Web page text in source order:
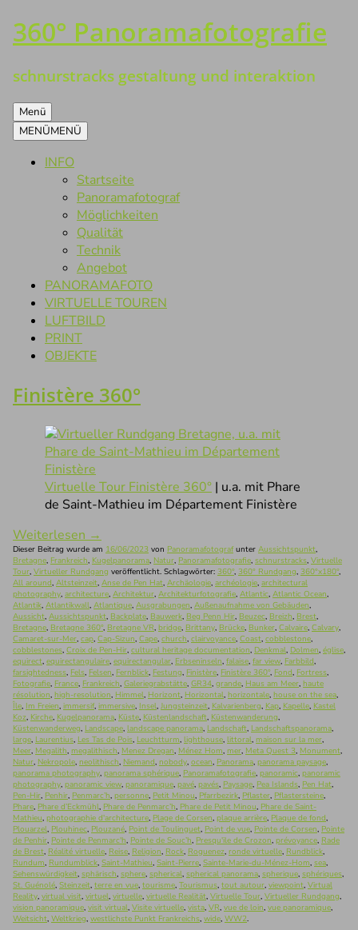
Zum
Inhalt
360° Panoramafotografie
schnurstracks gestaltung und interaktion
Menü
MENÜMENÜ
INFO
Startseite
Panoramafotograf
Möglichkeiten
Qualität
Technik
Angebot
PANORAMAFOTO
VIRTUELLE TOUREN
LUFTBILD
PRINT
OBJEKTE
Finistère 360°
Virtuelle Tour Finistère 360° | u.a. mit Phare
de Saint-Mathieu im Département Finistère
Weiterlesen →
Dieser Beitrag wurde am 16/06/2023 von Panoramafotografunter Aussichtspunkt,
Bretagne, Frankreich, Kugelpanorama, Natur, Panoramafotografie, schnurstracks, Virtuelle
Tour, Virtueller Rundgang veröffentlicht. Schlagwörter: 360°, 360° Rundgang, 360°x180°,
All around, Altsteinzeit, Anse de Pen Hat, Archäologie, archéologie, architectural
photography, architecture, Architektur, Architekturfotografie, Atlantic, Atlantic Ocean,
Atlantik, Atlantikwall, Atlantique, Ausgrabungen, Außenaufnahme von Gebäuden,
Aussicht, Aussichtspunkt, Backplate, Bauwerk, Beg Penn Hir, Beuzec, Breizh, Brest,
Bretagne, Bretagne 360°, Bretagne VR, bridge, Brittany, Brücke, Bunker, Calvaire, Calvary,
Camaret-sur-Mer, cap, Cap-Sizun, Cape, church, clairvoyance, Coast, cobblestone,
cobblestones, Croix de Pen-Hir, cultural heritage documentation, Denkmal, Dolmen, église,
equirect, equirectangulaire, equirectangular, Erbseninseln, falaise, far view, Farbbild,
farsightedness, Fels, Felsen, Fernblick, Festung, Finistère, Finistère 360°, Fond, Fortress,
Fotografie, France, Frankreich, Galeriegrabstätte, GR34, grande, Haus am Meer, haute
résolution, high-resolution, Himmel, Horizont, Horizontal, horizontale, house on the sea,
Île, Im Freien, immersif, immersive, Insel, Jungsteinzeit, Kalvarienberg, Kap, Kapelle, Kastel
Koz, Kirche, Kugelpanorama, Küste, Küstenlandschaft, Küstenwanderung,
Küstenwanderweg, Landscape, landscape panorama, Landschaft, Landschaftspanorama,
large, Laurentius, Les Tas de Pois, Leuchtturm, lighthouse, littoral, maison sur la mer,
Meer, Megalith, megalithisch, Menez Dregan, Ménez Hom, mer, Meta Quest 3, Monument,
Natur, Nekropole, neolithisch, Niemand, nobody, ocean, Panorama, panorama paysage,
panorama photography, panorama sphérique, Panoramafotografie, panoramic, panoramic
photography, panoramic view, panoramique, pavé, pavés, Paysage, Pea Islands, Pen Hat,
Pen-Hir, Penhir, Penmarc’h, personne, Petit Minou, Pfarrbezirk, Pflaster, Pflastersteine,
Phare, Phare d’Eckmühl, Phare de Penmarc’h, Phare de Petit Minou, Phare de Saint-
Mathieu, photographie d'architecture, Plage de Corsen, plaque arrière, Plaque de fond,
Plouarzel, Plouhinec, Plouzané, Point de Toulinguet, Point de vue, Pointe de Corsen, Pointe
de Penhir, Pointe de Penmarc'h, Pointe de Souc’h, Presqu'ile de Crozon, prévoyance, Rade
de Brest, Réalité virtuelle, Reise, Religion, Rock, Roguenez, ronde virtuelle, Rundblick,
Rundum, Rundumblick, Saint-Mathieu, Saint-Pierre, Sainte-Marie-du-Ménez-Hom, sea,
Sehenswürdigkeit, sphärisch, sphere, spherical, spherical panorama, spherique, sphériques,
St. Guénolé, Steinzeit, terre en vue, tourisme, Tourismus, tout autour, viewpoint, Virtual
Reality, virtual visit, virtuel, virtuelle, virtuelle Realität, Virtuelle Tour, Virtueller Rundgang,
vision panoramique, visit virtual, Visite virtuelle, vista, VR, vue de loin, vue panoramique,
Weitsicht, Weltkrieg, westlichste Punkt Frankreichs, wide, WW2.